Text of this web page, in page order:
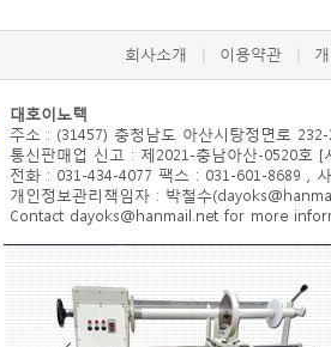
회사소개 이용약관
대호이노텍
주소 : (31457) 충청남도 아산시탕정면로
통신판매업 신고 : 제2021-충남아산-0520호
전화 : 031-434-4077 팩스 : 031-601-8689 ,
개인정보관리책임자 : 박철수
Contact dayoks@hanmail.net for more